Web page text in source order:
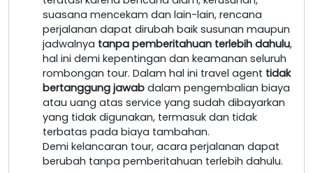
suasana mencekam dan lain-lain, rencana
perjalanan dapat dirubah baik susunan maupun
jadwalnya tanpa pemberitahuan terlebih dahulu,
hal ini demi kepentingan dan keamanan seluruh
rombongan tour. Dalam hal ini travel agent tidak
bertanggung jawab dalam pengembalian biaya
atau uang atas service yang sudah dibayarkan
yang tidak digunakan, termasuk dan tidak
terbatas pada biaya tambahan.
Demi kelancaran tour, acara perjalanan dapat
berubah tanpa pemberitahuan terlebih dahulu.